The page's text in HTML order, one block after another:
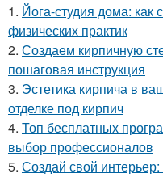
1. Йога-студия дома: как
физических практик
2. Создаем кирпичную
пошаговая инструкция
3. Эстетика кирпича в
отделке под кирпич
4. Топ бесплатных
выбор профессионалов
5. Создай свой